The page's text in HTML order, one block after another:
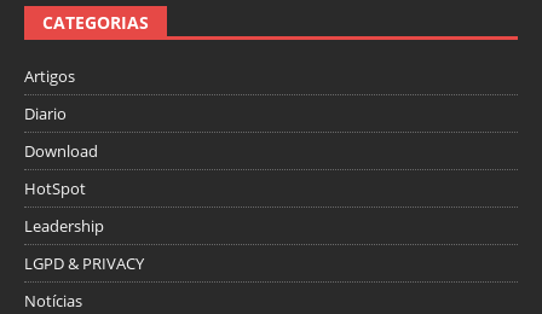
CATEGORIAS
Artigos
Diario
Download
HotSpot
Leadership
LGPD & PRIVACY
Notícias